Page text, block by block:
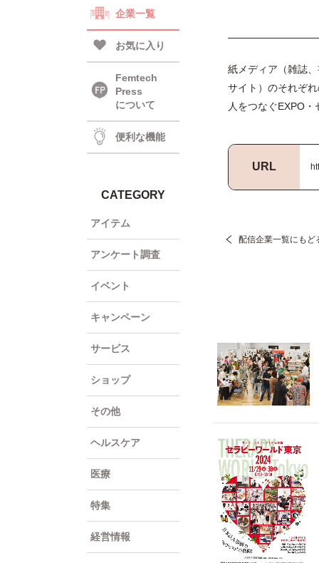
企業一覧
お気に入り
Femtech
Press
について
便利な機能
CATEGORY
アイテム
アンケート調査
イベント
キャンペーン
サービス
ショップ
その他
ヘルスケア
医療
特集
経営情報
紙メディア（雑誌
サイト）のそれぞ
人をつなぐEXPO
URL
配信企業一覧にもど